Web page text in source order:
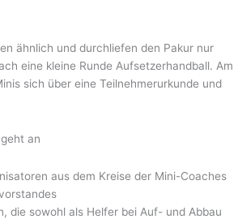
ähnlich und durchliefen den Pakur nur
eine kleine Runde Aufsetzerhandball. Am
sich über eine Teilnehmerurkunde und
an
aus dem Kreise der Mini-Coaches
die sowohl als Helfer bei Auf- und Abbau